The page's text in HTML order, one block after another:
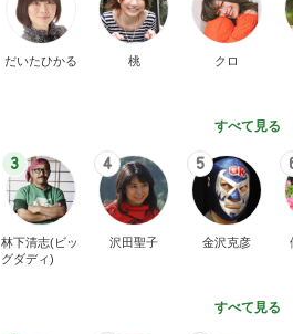
だいたひかる 桃 クロ
すべて見る
3
林下清志(ビッ
グダディ)
4
沢田聖子
5
金沢克彦
すべて見る